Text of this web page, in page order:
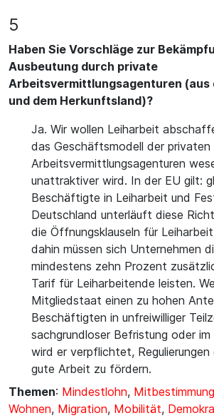
5
Haben Sie Vorschläge zur
Ausbeutung durch private
Arbeitsvermittlungsagenturen (aus
und dem Herkunftsland)?
Ja. Wir wollen Leiharbeit
das Geschäftsmodell der privaten
Arbeitsvermittlungsagenturen
unattraktiver wird. In der EU gilt:
Beschäftigte in Leiharbeit und
Deutschland unterläuft diese
die Öffnungsklauseln für
dahin müssen sich Unternehmen
mindestens zehn Prozent
Tarif für Leiharbeitende leisten.
Mitgliedstaat einen zu hohen
Beschäftigten in unfreiwilliger
sachgrundloser Befristung oder
wird er verpflichtet, Regulierungen
gute Arbeit zu fördern.
Themen: Mindestlohn, Mitbestimmung
Wohnen, Migration, Mobilität,